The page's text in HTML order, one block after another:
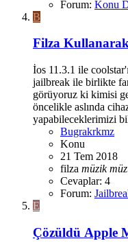
Forum: Konu
B
Filza
İos 11.3.1 ile
jailbreak ile birlikte
görüyoruz ki kimisi
öncelikle aslında
yapabileceklerimizi
Bugrakrkmz
Konu
21 Tem 2018
filza müzik
Cevaplar: 4
Forum:
E
Çözüldü Apple